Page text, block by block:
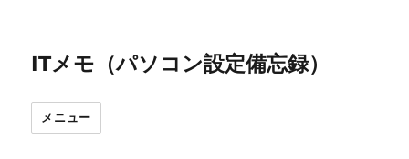
ITメモ（パソコン設定備忘録）
メニュー